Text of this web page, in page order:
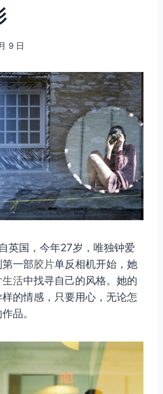
9 日
英国，今年27岁，唯独钟爱
第一部胶片单反相机开始，她
生活中找寻自己的风格。她的
的情感，只要用心，无论怎
品。